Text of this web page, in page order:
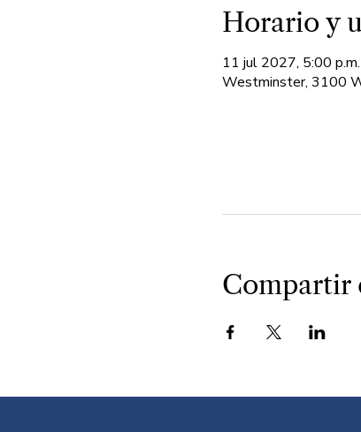
Horario y
11 jul 2027, 5:00
Westminster, 3100
Compartir